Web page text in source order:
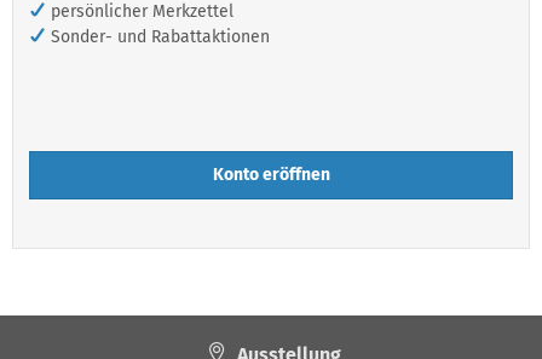
persönlicher Merkzettel
Sonder- und Rabattaktionen
Konto eröffnen
Ausstellung